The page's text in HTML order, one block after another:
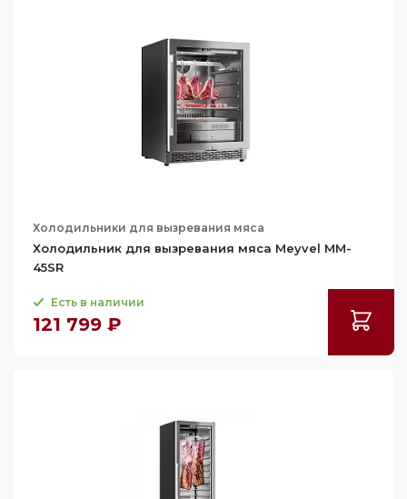
Холодильники для вызревания мяса
Холодильник для вызревания мяса Meyvel MM-
45SR
Есть в наличии
121 799 ₽